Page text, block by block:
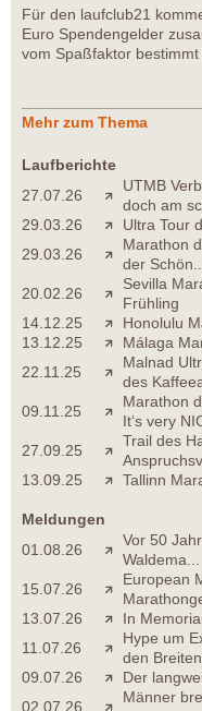
Für den laufclub21
Euro Spendengelder
vom Spaßfaktor
Mehr zum Thema
Laufberichte
27.07.26
UTMB
doch am
29.03.26
Ultra Tour
29.03.26
Marathon
der Schön...
20.02.26
Sevilla
Frühling
14.12.25
Honolulu
13.12.25
Málaga
22.11.25
Malnad
des
09.11.25
Marathon
It‘s very
27.09.25
Trail des
13.09.25
Tallinn
Meldungen
01.08.26
Vor 50
Waldema...
15.07.26
European
13.07.26
In
11.07.26
Hype um
den
09.07.26
Der
02.07.26
Männer